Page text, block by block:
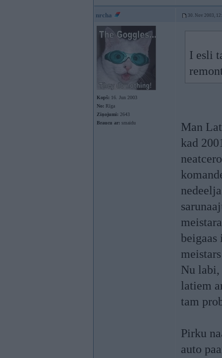
nrcha 30. Nov 2003,
Kopš: 16. Jun 2003
No: Rīga
Ziņojumi: 2643
Braucu ar: smaidu
I esli
Man
kad
beigaas
Nu labi,
latiem
tam
Pirku
auto